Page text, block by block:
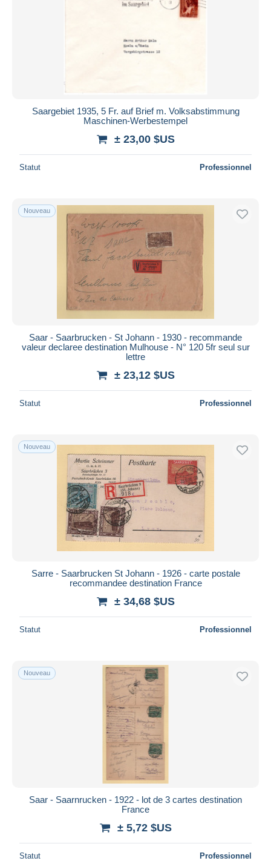
Saargebiet 1935, 5 Fr. auf Brief m. Volksabstimmung
Maschinen-Werbestempel
± 23,00 $US
Statut Professionnel
Nouveau
Saar - Saarbrucken - St Johann - 1930 - recommande
valeur declaree destination Mulhouse - N° 120 5fr seul sur
lettre
± 23,12 $US
Statut Professionnel
Nouveau
Sarre - Saarbrucken St Johann - 1926 - carte postale
recommandee destination France
± 34,68 $US
Statut Professionnel
Nouveau
Saar - Saarnrucken - 1922 - lot de 3 cartes destination
France
± 5,72 $US
Statut Professionnel